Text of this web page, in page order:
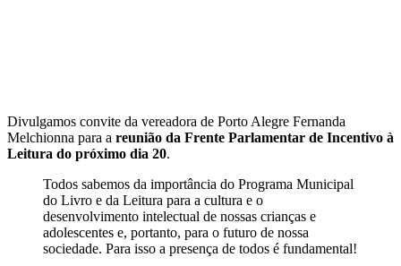
Divulgamos convite da vereadora de Porto Alegre Fernanda
Melchionna para a reunião da Frente Parlamentar de Incentivo à
Leitura do próximo dia 20.
Todos sabemos da importância do Programa Municipal
do Livro e da Leitura para a cultura e o
desenvolvimento intelectual de nossas crianças e
adolescentes e, portanto, para o futuro de nossa
sociedade. Para isso a presença de todos é fundamental!